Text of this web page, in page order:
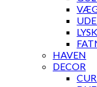
HAVEN
DECOR